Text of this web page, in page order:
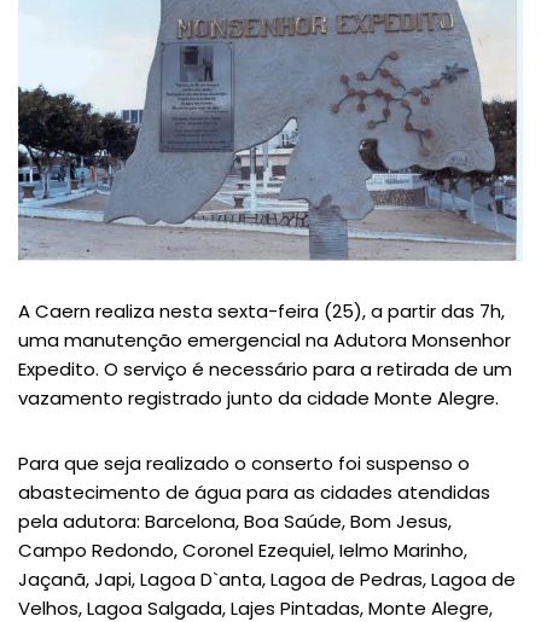
A Caern realiza nesta sexta-feira (25), a partir das 7h,
uma manutenção emergencial na Adutora Monsenhor
Expedito. O serviço é necessário para a retirada de um
vazamento registrado junto da cidade Monte Alegre.
Para que seja realizado o conserto foi suspenso o
abastecimento de água para as cidades atendidas
pela adutora: Barcelona, Boa Saúde, Bom Jesus,
Campo Redondo, Coronel Ezequiel, Ielmo Marinho,
Jaçanã, Japi, Lagoa D`anta, Lagoa de Pedras, Lagoa de
Velhos, Lagoa Salgada, Lajes Pintadas, Monte Alegre,